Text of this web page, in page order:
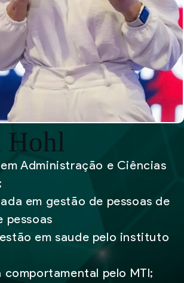
Hohl
Administração e Ciências
em gestão de pessoas de
pessoas
em saude pelo instituto
comportamental pelo MTI;